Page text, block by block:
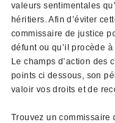
valeurs sentimentales
héritiers. Afin d’éviter
commissaire de justice
défunt ou qu’il procède
Le champs d’action des
points ci dessous, son
valoir vos droits et de
Trouvez un commissaire